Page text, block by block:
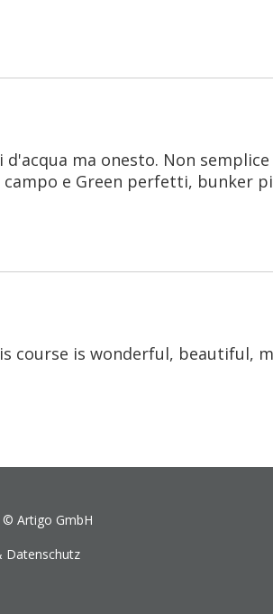
ma onesto. Non
e Green perfetti, bunker
course is wonderful, beautiful,
© Artigo GmbH
Datenschutz